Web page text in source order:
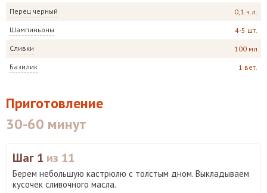
Перец черный 0,1 ч.л.
Шампиньоны 4-5 шт.
Сливки 100 мл
Базилик 1 вет.
Приготовление
30-60 минут
Шаг 1 из 11
Берем небольшую кастрюлю с толстым дном. Выкладываем
кусочек сливочного масла.